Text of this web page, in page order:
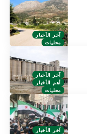
آخر الأخبار
محليات
آخر الأخبار
أهم الأخبار
محليات
آخر الأخبار